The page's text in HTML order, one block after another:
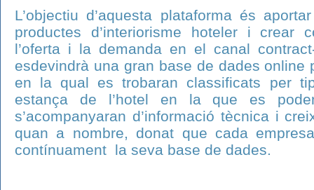
L’objectiu d’aquesta plataforma és
productes d’interiorisme hoteler i crear
l’oferta i la demanda en el canal
esdevindrà una gran base de dades online
en la qual es trobaran classificats per
estança de l’hotel en la que es
s’acompanyaran d’informació tècnica i
quan a nombre, donat que cada
contínuament la seva base de dades.